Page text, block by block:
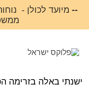
-- מיועד לכולן -
ישנתי באלה בזרימה